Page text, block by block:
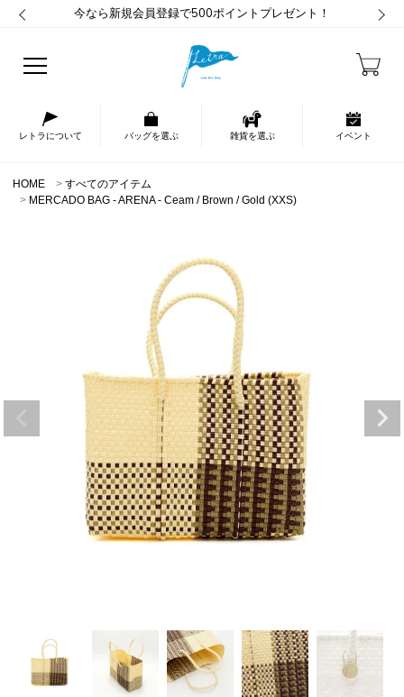
今なら新規会員登録で500ポイントプレゼント！
レトラについて バッグを選ぶ 雑貨を選ぶ イベント
HOME
すべてのアイテム
MERCADO BAG - ARENA - Ceam / Brown / Gold (XXS)